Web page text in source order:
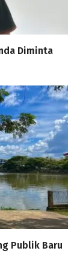
Diminta
Publik Baru